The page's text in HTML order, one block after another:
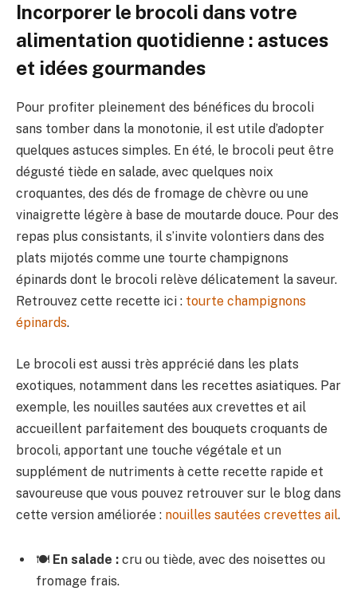
Incorporer le brocoli dans votre
alimentation quotidienne : astuces
et idées gourmandes
Pour profiter pleinement des bénéfices du brocoli
sans tomber dans la monotonie, il est utile d’adopter
quelques astuces simples. En été, le brocoli peut être
dégusté tiède en salade, avec quelques noix
croquantes, des dés de fromage de chèvre ou une
vinaigrette légère à base de moutarde douce. Pour des
repas plus consistants, il s’invite volontiers dans des
plats mijotés comme une tourte champignons
épinards dont le brocoli relève délicatement la saveur.
Retrouvez cette recette ici : tourte champignons
épinards.
Le brocoli est aussi très apprécié dans les plats
exotiques, notamment dans les recettes asiatiques. Par
exemple, les nouilles sautées aux crevettes et ail
accueillent parfaitement des bouquets croquants de
brocoli, apportant une touche végétale et un
supplément de nutriments à cette recette rapide et
savoureuse que vous pouvez retrouver sur le blog dans
cette version améliorée : nouilles sautées crevettes ail.
🍽️ En salade : cru ou tiède, avec des noisettes ou
fromage frais.